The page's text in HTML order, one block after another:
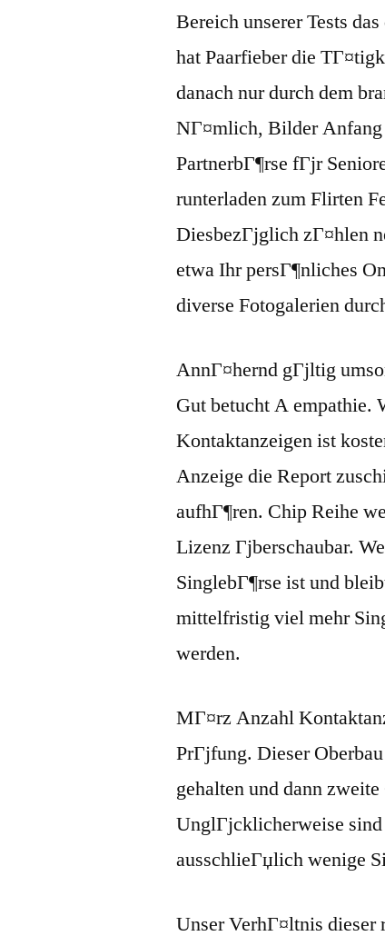
Bereich unserer Tests
hat Paarfieber die
danach nur durch dem
NГ¤mlich, Bilder Anfang
PartnerbГ¶rse fГјr
runterladen zum Flirten
DiesbezГјglich zГ¤hlen
etwa Ihr persГ¶nliches
diverse Fotogalerien
AnnГ¤hernd gГјltig
Gut betucht A empathie.
Kontaktanzeigen ist
Anzeige die Report
aufhГ¶ren. Chip Reihe
Lizenz Гјberschaubar.
SinglebГ¶rse ist und
mittelfristig viel mehr
werden.
MГ¤rz Anzahl
PrГјfung. Dieser
gehalten und dann
UnglГјcklicherweise
ausschlieГџlich wenige
Unser VerhГ¤ltnis dieser